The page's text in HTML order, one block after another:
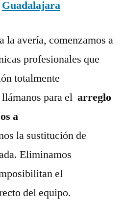
Guadalajara
la avería, comenzamos a
profesionales que
totalmente
para el arreglo
a
la sustitución de
Eliminamos
el
del equipo.